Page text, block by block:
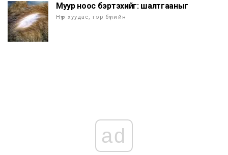
Муур ноос бэртэхийг: шалтгааныг
Нүүр хуудас, гэр бүлийн
ad